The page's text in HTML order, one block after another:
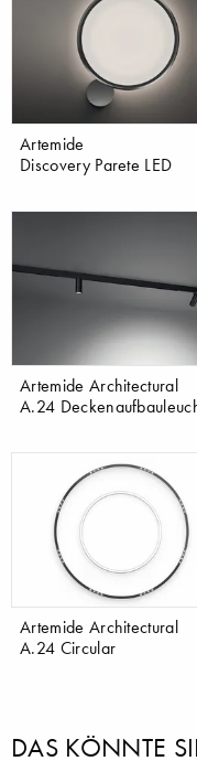
Artemide
Discovery Parete LED
Artemide Architectural
A.24
Artemide Architectural
A.24 Circular
DAS KÖNNTE